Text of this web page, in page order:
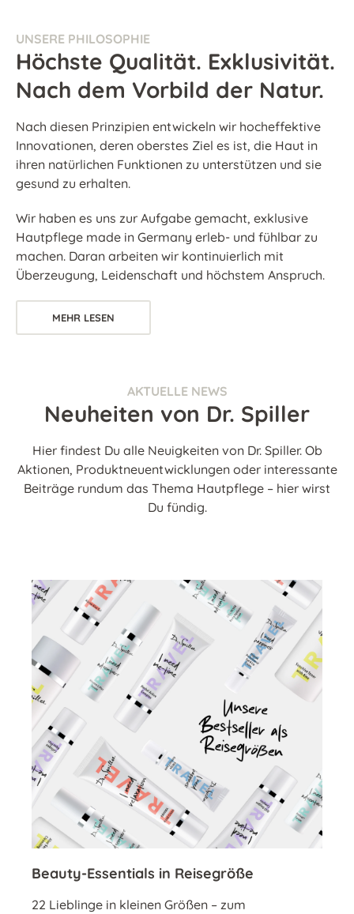
UNSERE PHILOSOPHIE
Höchste Qualität. Exklusivität.
Nach dem Vorbild der Natur.
Nach diesen Prinzipien entwickeln wir hocheffektive
Innovationen, deren oberstes Ziel es ist, die Haut in
ihren natürlichen Funktionen zu unterstützen und sie
gesund zu erhalten.
Wir haben es uns zur Aufgabe gemacht, exklusive
Hautpflege made in Germany erleb- und fühlbar zu
machen. Daran arbeiten wir kontinuierlich mit
Überzeugung, Leidenschaft und höchstem Anspruch.
MEHR LESEN
AKTUELLE NEWS
Neuheiten von Dr. Spiller
Hier findest Du alle Neuigkeiten von Dr. Spiller. Ob
Aktionen, Produktneuentwicklungen oder interessante
Beiträge rundum das Thema Hautpflege – hier wirst
Du fündig.
Beauty-Essentials in Reisegröße
22 Lieblinge in kleinen Größen – zum